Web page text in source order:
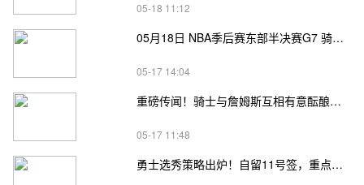
05-18 11:12
05月18日 NBA季后赛东部半决赛G7 骑士vs活塞直播前瞻分析
05-17 14:04
重磅传闻！骑士与詹姆斯互相有意酝酿重聚，队内已开启私下沟通
05-17 11:48
勇士选秀策略出炉！自留11号签，重点瞄准“多米尼加詹姆斯”